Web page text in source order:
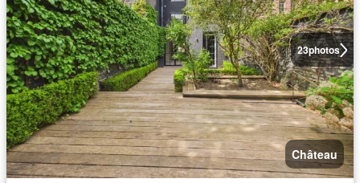
23photos
Château